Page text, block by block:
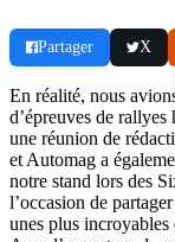
Partager X
En réalité, nous
d’épreuves de
une réunion de
et Automag a
notre stand lors des
l’occasion de
unes plus incroyables